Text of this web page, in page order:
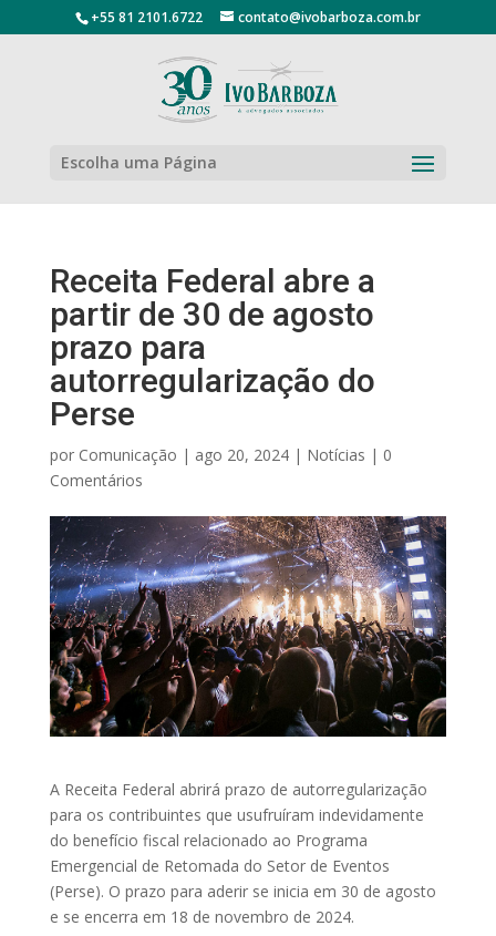
+55 81 2101.6722 contato@ivobarboza.com.br
Escolha uma Página
Receita Federal abre a
partir de 30 de agosto
prazo para
autorregularização do
Perse
por Comunicação | ago 20, 2024| Notícias | 0
Comentários
A Receita Federal abrirá prazo de autorregularização
para os contribuintes que usufruíram indevidamente
do benefício fiscal relacionado ao Programa
Emergencial de Retomada do Setor de Eventos
(Perse). O prazo para aderir se inicia em 30 de agosto
e se encerra em 18 de novembro de 2024.